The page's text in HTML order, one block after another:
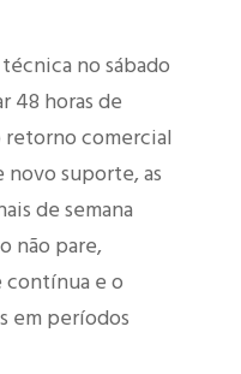
no sábado
48 horas de
comercial
novo suporte, as
de semana
não pare,
e o
em períodos